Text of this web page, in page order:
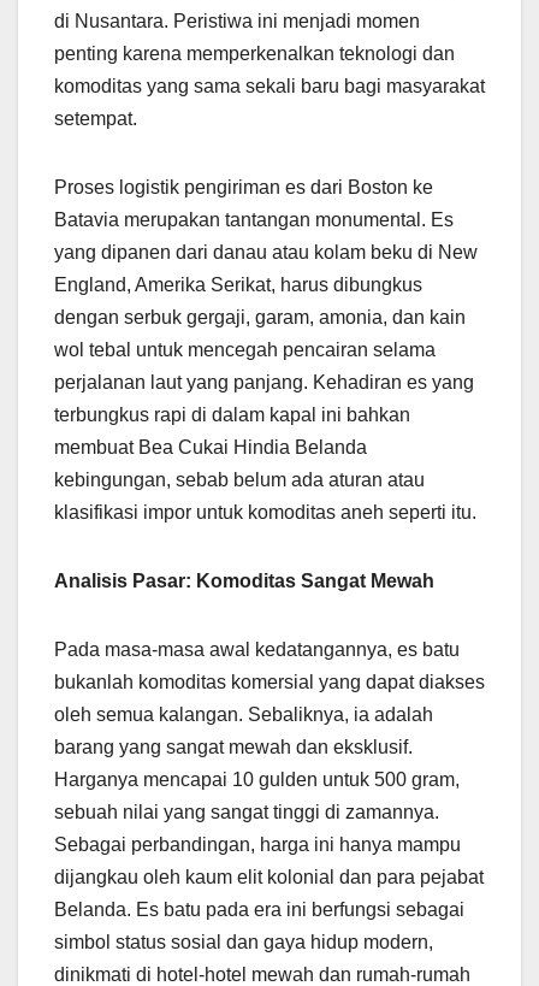
di Nusantara. Peristiwa ini menjadi momen
penting karena memperkenalkan teknologi dan
komoditas yang sama sekali baru bagi masyarakat
setempat.
Proses logistik pengiriman es dari Boston ke
Batavia merupakan tantangan monumental. Es
yang dipanen dari danau atau kolam beku di New
England, Amerika Serikat, harus dibungkus
dengan serbuk gergaji, garam, amonia, dan kain
wol tebal untuk mencegah pencairan selama
perjalanan laut yang panjang. Kehadiran es yang
terbungkus rapi di dalam kapal ini bahkan
membuat Bea Cukai Hindia Belanda
kebingungan, sebab belum ada aturan atau
klasifikasi impor untuk komoditas aneh seperti itu.
Analisis Pasar: Komoditas Sangat Mewah
Pada masa-masa awal kedatangannya, es batu
bukanlah komoditas komersial yang dapat diakses
oleh semua kalangan. Sebaliknya, ia adalah
barang yang sangat mewah dan eksklusif.
Harganya mencapai 10 gulden untuk 500 gram,
sebuah nilai yang sangat tinggi di zamannya.
Sebagai perbandingan, harga ini hanya mampu
dijangkau oleh kaum elit kolonial dan para pejabat
Belanda. Es batu pada era ini berfungsi sebagai
simbol status sosial dan gaya hidup modern,
dinikmati di hotel-hotel mewah dan rumah-rumah